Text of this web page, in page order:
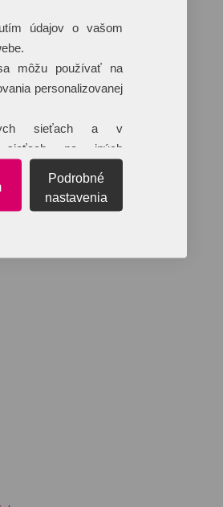
údajov o vašom
môžu používať na
personalizovanej
sieťach a v
sieťach na iných
Podrobné
nastavenia